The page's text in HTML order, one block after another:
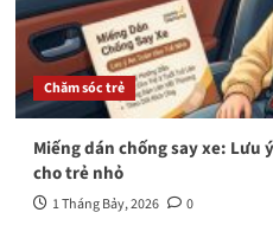
Chăm sóc trẻ
Miếng dán chống say xe: Lưu
cho trẻ nhỏ
1 Tháng Bảy, 2026 0